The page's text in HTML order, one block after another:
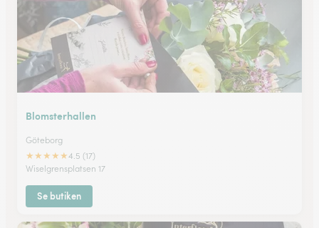
Blomsterhallen
Göteborg
★★★★★4.5 (17)
Wiselgrensplatsen 17
Se butiken